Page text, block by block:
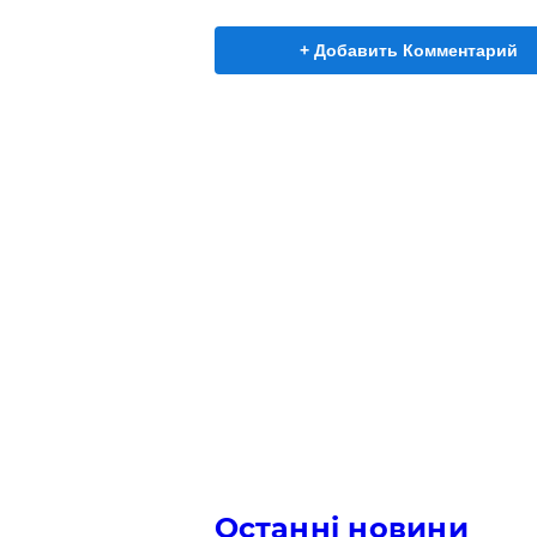
+ Добавить Комментарий
Останні новини